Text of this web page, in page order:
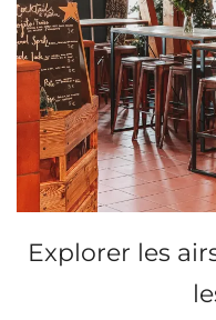
Explorer les